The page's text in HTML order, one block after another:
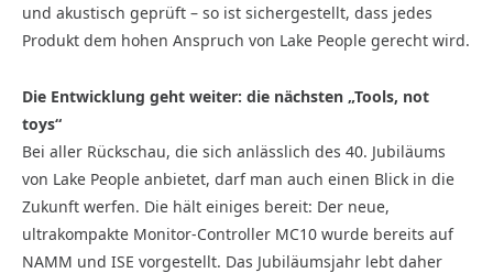
und akustisch geprüft – so ist sichergestellt, dass jedes
Produkt dem hohen Anspruch von Lake People gerecht wird.
Die Entwicklung geht weiter: die nächsten „Tools, not
toys“
Bei aller Rückschau, die sich anlässlich des 40. Jubiläums
von Lake People anbietet, darf man auch einen Blick in die
Zukunft werfen. Die hält einiges bereit: Der neue,
ultrakompakte Monitor-Controller MC10 wurde bereits auf
NAMM und ISE vorgestellt. Das Jubiläumsjahr lebt daher